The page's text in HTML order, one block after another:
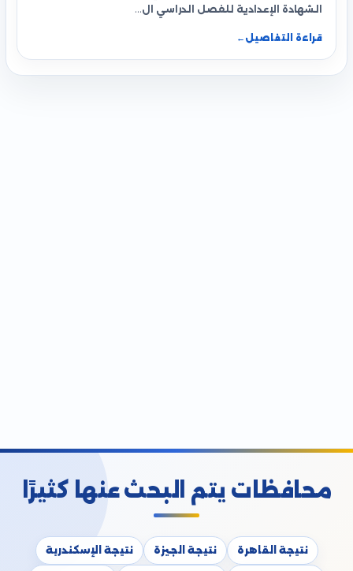
الشهادة الإعدادية للفصل الدراسي ال…
قراءة التفاصيل ←
محافظات يتم البحث عنها كثيرًا
نتيجة القاهرة نتيجة الجيزة نتيجة الإسكندرية